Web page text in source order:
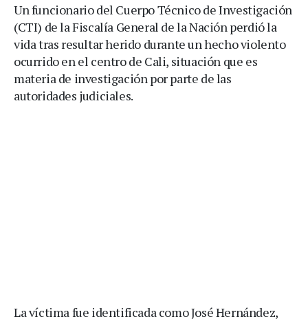
Un funcionario del Cuerpo Técnico de Investigación
(CTI) de la Fiscalía General de la Nación perdió la
vida tras resultar herido durante un hecho violento
ocurrido en el centro de Cali, situación que es
materia de investigación por parte de las
autoridades judiciales.
La víctima fue identificada como José Hernández,